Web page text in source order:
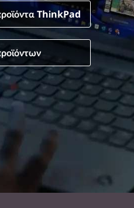
ThinkPad